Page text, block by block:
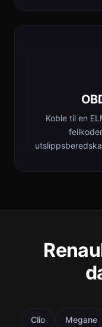
Koble til en
Clio Megane